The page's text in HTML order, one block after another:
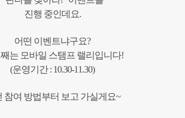
진행 중인데요.
어떤 이벤트냐구요?
는 모바일 스탬프 랠리입니다!
(운영기간 : 10.30-11.30)
참여 방법부터 보고 가실게요~